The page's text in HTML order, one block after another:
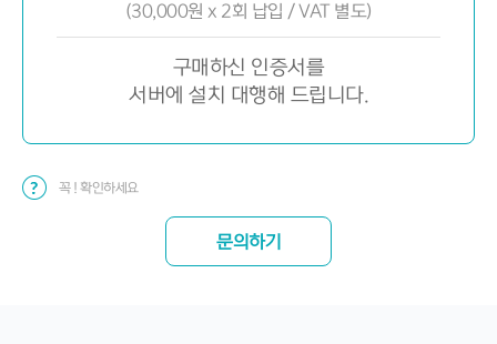
(30,000원 x 2회 납입 / VAT 별도)
구매하신 인증서를
서버에 설치 대행해 드립니다.
꼭 ! 확인하세요
문의하기